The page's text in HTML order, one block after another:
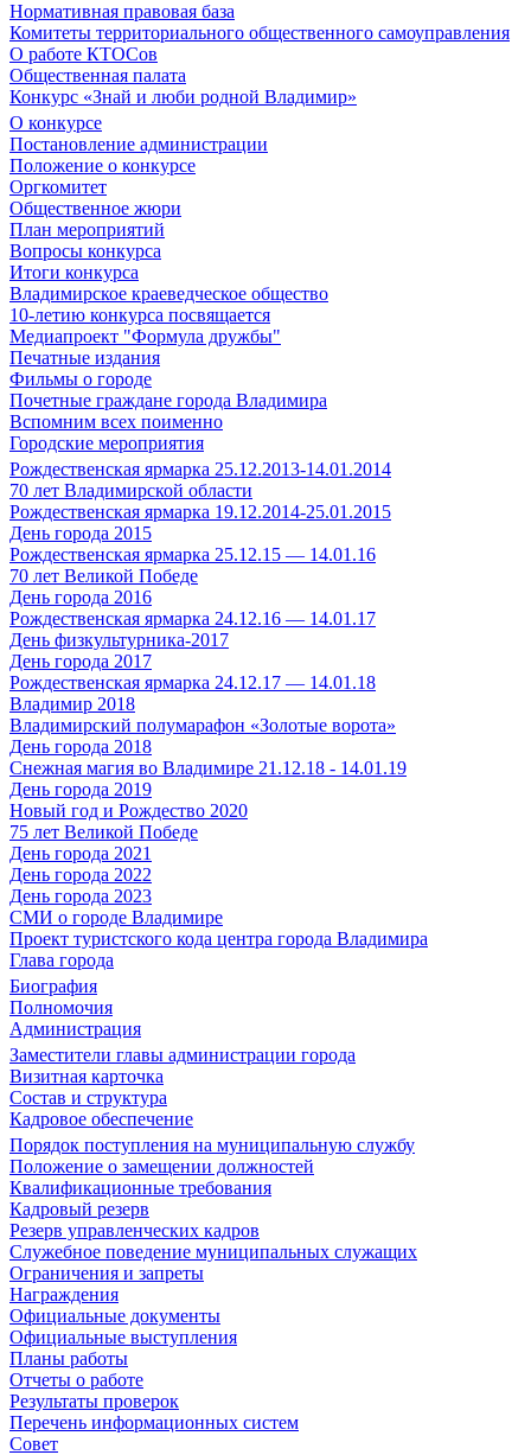
Нормативная правовая база
Комитеты территориального общественного самоуправления
О работе КТОСов
Общественная палата
Конкурс «Знай и люби родной Владимир»
О конкурсе
Постановление администрации
Положение о конкурсе
Оргкомитет
Общественное жюри
План мероприятий
Вопросы конкурса
Итоги конкурса
Владимирское краеведческое общество
10-летию конкурса посвящается
Медиапроект "Формула дружбы"
Печатные издания
Фильмы о городе
Почетные граждане города Владимира
Вспомним всех поименно
Городские мероприятия
Рождественская ярмарка 25.12.2013-14.01.2014
70 лет Владимирской области
Рождественская ярмарка 19.12.2014-25.01.2015
День города 2015
Рождественская ярмарка 25.12.15 — 14.01.16
70 лет Великой Победе
День города 2016
Рождественская ярмарка 24.12.16 — 14.01.17
День физкультурника-2017
День города 2017
Рождественская ярмарка 24.12.17 — 14.01.18
Владимир 2018
Владимирский полумарафон «Золотые ворота»
День города 2018
Снежная магия во Владимире 21.12.18 - 14.01.19
День города 2019
Новый год и Рождество 2020
75 лет Великой Победе
День города 2021
День города 2022
День города 2023
СМИ о городе Владимире
Проект туристского кода центра города Владимира
Глава города
Биография
Полномочия
Администрация
Заместители главы администрации города
Визитная карточка
Состав и структура
Кадровое обеспечение
Порядок поступления на муниципальную службу
Положение о замещении должностей
Квалификационные требования
Кадровый резерв
Резерв управленческих кадров
Служебное поведение муниципальных служащих
Ограничения и запреты
Награждения
Официальные документы
Официальные выступления
Планы работы
Отчеты о работе
Результаты проверок
Перечень информационных систем
Совет